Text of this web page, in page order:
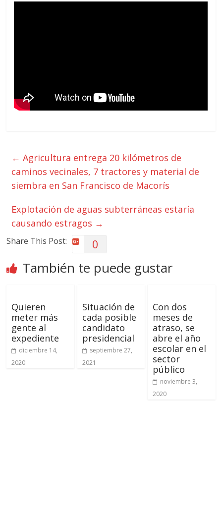
← Agricultura entrega 20 kilómetros de
caminos vecinales, 7 tractores y material de
siembra en San Francisco de Macorís
Explotación de aguas subterráneas estaría
causando estragos →
Share This Post: 0
También te puede gustar
Quieren
meter más
gente al
expediente
diciembre 14,
2020
Situación de
cada posible
candidato
presidencial
septiembre 27,
2021
Con dos
meses de
atraso, se
abre el año
escolar en el
sector
público
noviembre 3,
2020